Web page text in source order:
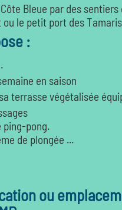
Bleue par des
ou le petit port des
:
.
en saison
terrasse végétalisée
ping-pong.
de plongée ...
ou